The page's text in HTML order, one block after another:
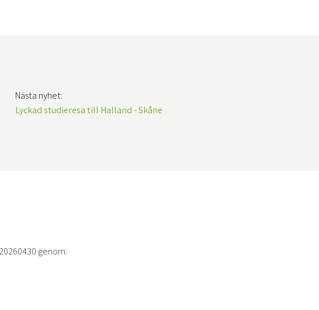
Nästa nyhet:
Lyckad studieresa till Halland - Skåne
genom: